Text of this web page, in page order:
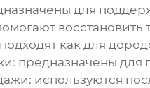
для
восстановить
как для
предназначены
используются